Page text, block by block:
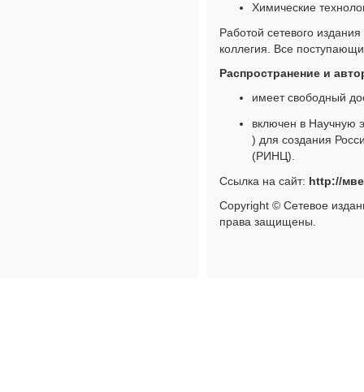
Химические
Работой сетевого
коллегия. Все
Распространение и
имеет свободный
включен в Научную
) для создания
(РИНЦ).
Ссылка на сайт: http://
Copyright © Сетевое
права защищены.